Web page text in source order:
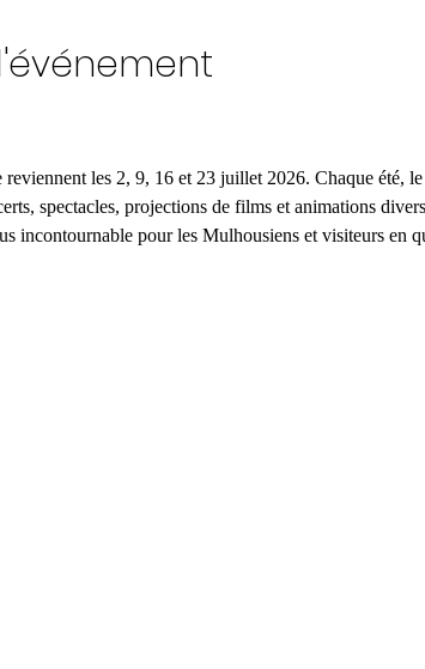
les 2, 9, 16 et 23 juillet 2026. Chaque été,
spectacles, projections de films et animations
incontournable pour les Mulhousiens et visiteurs en